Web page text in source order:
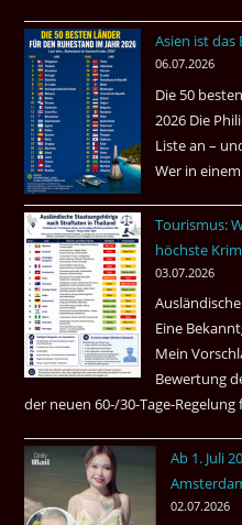
Tote
einem
Pub
Bangkok
Asien ist das
06.07.2026
Die 50
2026 Die
Liste an –
Wer in
Tourismus:
höchste
03.07.2026
Eine
Mein
Bewertung
der neuen 60-/30-Tage-
Ab 1. Juli
02.07.2026